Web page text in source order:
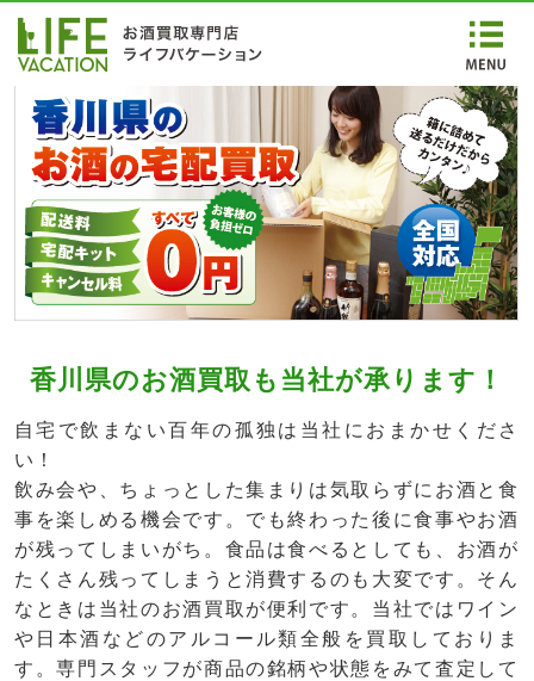
香川県のお酒買取も当社が承ります！
自宅で飲まない百年の孤独は当社におまかせくださ
い！
飲み会や、ちょっとした集まりは気取らずにお酒と食
事を楽しめる機会です。でも終わった後に食事やお酒
が残ってしまいがち。食品は食べるとしても、お酒が
たくさん残ってしまうと消費するのも大変です。そん
なときは当社のお酒買取が便利です。当社ではワイン
や日本酒などのアルコール類全般を買取しておりま
す。専門スタッフが商品の銘柄や状態をみて査定して